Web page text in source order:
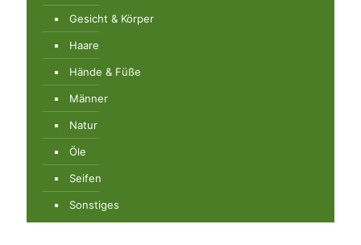
Gesicht & Körper
Haare
Hände & Füße
Männer
Natur
Öle
Seifen
Sonstiges